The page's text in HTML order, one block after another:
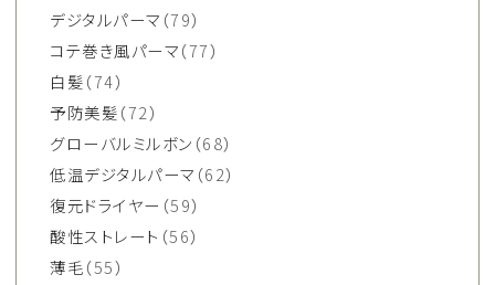
デジタルパーマ （79）
コテ巻き風パーマ（77）
白髪（74）
予防美髪（72）
グローバルミルボン （68）
低温デジタルパーマ （62）
復元ドライヤー （59）
酸性ストレート （56）
薄毛（55）